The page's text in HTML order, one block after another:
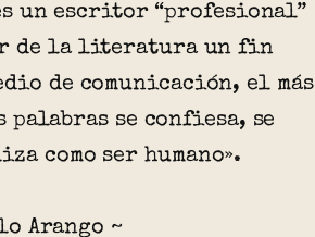
un escritor “profesional”
de la literatura un fin
de comunicación, el más
se confiesa, se
como ser humano».
Arango ~